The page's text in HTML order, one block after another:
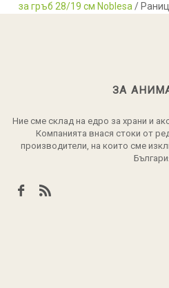
за гръб 28/19 см Noblesa /
ЗА
Ние сме склад на едро за храни и
Компанията внася стоки от
производители, на които сме